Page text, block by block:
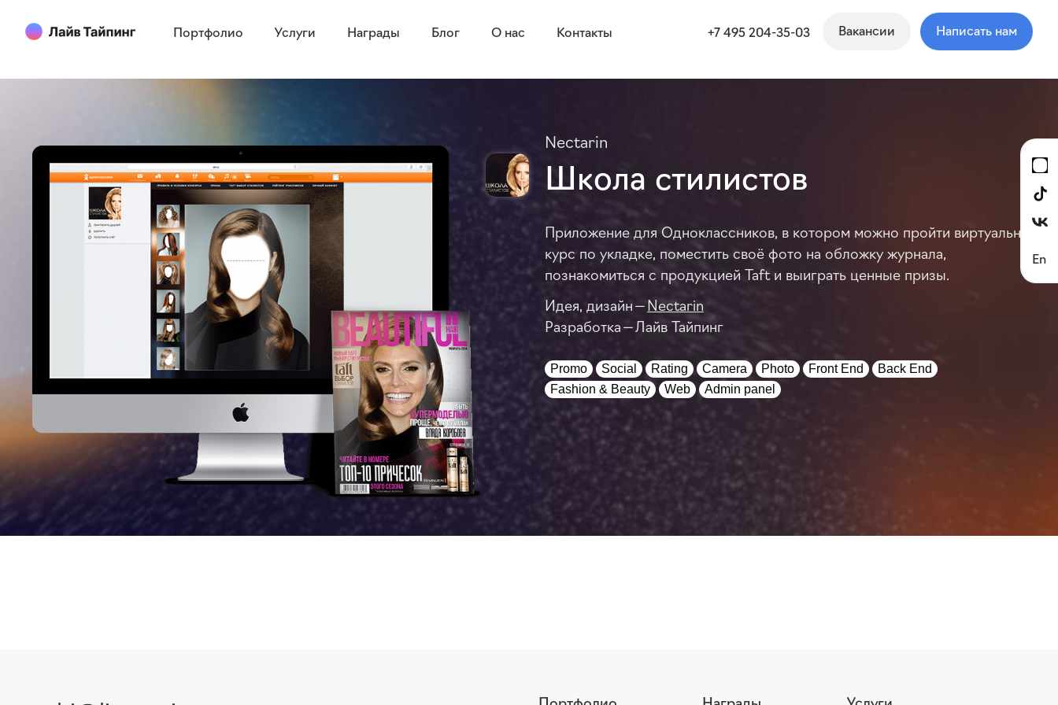
Портфолио Услуги Награды Блог О нас Контакты +7 495 204-35-03 Вакансии Написать нам
En
Nectarin
Школа стилистов
Приложение для Одноклассников, в котором можно пройти виртуальный
курс по укладке, поместить своё фото на обложку журнала,
познакомиться с продукцией Taft и выиграть ценные призы.
Идея, дизайн —Nectarin
Разработка — Лайв Тайпинг
Promo Social Rating Camera Photo Front End
Back End
Fashion & Beauty
Web Admin panel